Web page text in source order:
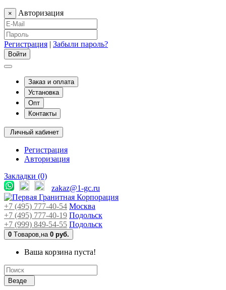
× Авторизация
Регистрация | Забыли пароль?
Заказ и оплата
Установка
Опт
Контакты
Личный кабинет
Регистрация
Авторизация
Закладки (0)
zakaz@1-gc.ru
+7 (495) 777-40-54 Москва
+7 (495) 777-40-19 Подольск
+7 (999) 849-54-55 Подольск
0 Tоваров,на 0 руб.
Ваша корзина пуста!
Везде